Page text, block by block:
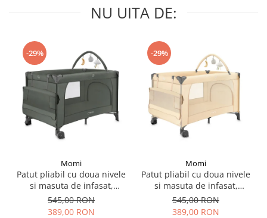
NU UITA DE:
-29%
Momi
Patut pliabil cu doua nivele
si masuta de infasat,
60x120 cm, Momi, Belove
Plus - Green
545,00 RON
389,00 RON
-29%
Momi
Patut pliabil cu doua nivele
si masuta de infasat,
60x120 cm, Momi, Belove
Plus -Beige
545,00 RON
389,00 RON